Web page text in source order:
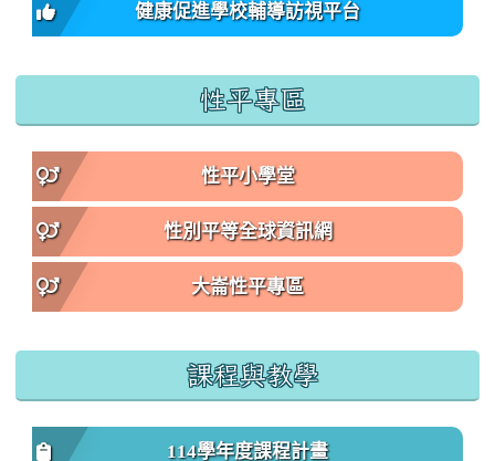
健康促進學校輔導訪視平台
性平專區
性平小學堂
性別平等全球資訊網
大崙性平專區
課程與教學
114學年度課程計畫